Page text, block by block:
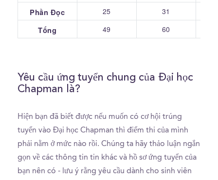
Phần Đọc 25 31
Tổng 49 60
Yêu cầu ứng tuyển chung của Đại học
Chapman là?
Hiện bạn đã biết được nếu muốn có cơ hội trúng
tuyển vào Đại học Chapman thì điểm thi của mình
phải nằm ở mức nào rồi. Chúng ta hãy thảo luận ngắn
gọn về các thông tin tin khác và hồ sơ ứng tuyển của
bạn nên có - lưu ý rằng yêu cầu dành cho sinh viên